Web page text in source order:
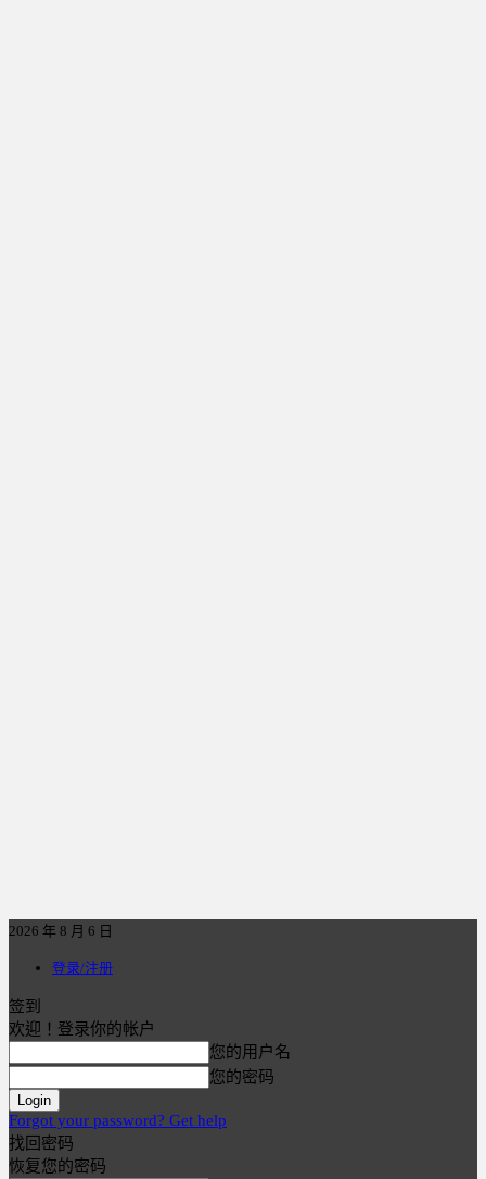
2026 年 8 月 6 日
登录/注册
签到
欢迎！登录你的帐户
您的用户名
您的密码
Forgot your password? Get help
找回密码
恢复您的密码